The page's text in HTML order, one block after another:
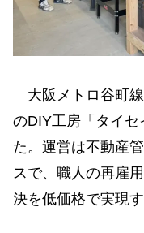
大阪メトロ谷町線
のDIY工房「タイセ
た。運営は不動産
スで、職人の再雇
決を低価格で実現